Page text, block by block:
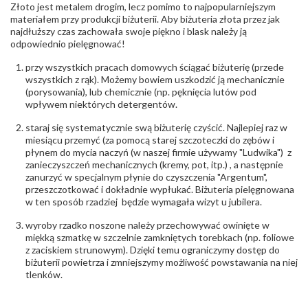
Producent
odpowiedzialny:
Łazur sp.j. Kowalowy 134 38-200 Jasło; NIP:
6850004631; tel.13 44 56 100;
biuro@obraczki.pl ,PZ Stelmach Sp. z o.o. ul.
Północna 22 45-805 Opole; NIP 7542889545;
Tel. +48 77 54 90 100; biuro@stelmach.pl
Bezpieczeństwo
- rodzaj
ostrzeżenia:
Nie nadaje się dla dzieci w wieku poniżej 3 lat
, Elementy w wyrobie wykonane z białego złota
zawierają nikiel
Złoto jest metalem drogim, lecz pomimo to najpopularniejszym
materiałem przy produkcji biżuterii. Aby biżuteria złota przez jak
najdłuższy czas zachowała swoje piękno i blask należy ją
odpowiednio pielęgnować!
przy wszystkich pracach domowych ściągać biżuterię (przede
wszystkich z rąk). Możemy bowiem uszkodzić ją mechanicznie
(porysowania), lub chemicznie (np. pęknięcia lutów pod
wpływem niektórych detergentów.
staraj się systematycznie swą biżuterię czyścić. Najlepiej raz w
miesiącu przemyć (za pomocą starej szczoteczki do zębów i
płynem do mycia naczyń (w naszej firmie używamy "Ludwika") z
zanieczyszczeń mechanicznych (kremy, pot, itp.) , a następnie
zanurzyć w specjalnym płynie do czyszczenia "Argentum",
przeszczotkować i dokładnie wypłukać. Biżuteria pielęgnowana
w ten sposób rzadziej będzie wymagała wizyt u jubilera.
wyroby rzadko noszone należy przechowywać owinięte w
miękką szmatkę w szczelnie zamkniętych torebkach (np. foliowe
z zaciskiem strunowym). Dzięki temu ograniczymy dostęp do
biżuterii powietrza i zmniejszymy możliwość powstawania na niej
tlenków.